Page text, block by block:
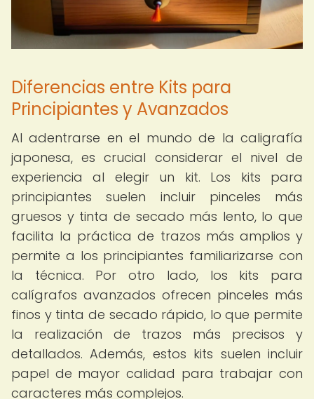
Diferencias entre Kits para
Principiantes y Avanzados
Al adentrarse en el mundo de la caligrafía
japonesa, es crucial considerar el nivel de
experiencia al elegir un kit. Los kits para
principiantes suelen incluir pinceles más
gruesos y tinta de secado más lento, lo que
facilita la práctica de trazos más amplios y
permite a los principiantes familiarizarse con
la técnica. Por otro lado, los kits para
calígrafos avanzados ofrecen pinceles más
finos y tinta de secado rápido, lo que permite
la realización de trazos más precisos y
detallados. Además, estos kits suelen incluir
papel de mayor calidad para trabajar con
caracteres más complejos.